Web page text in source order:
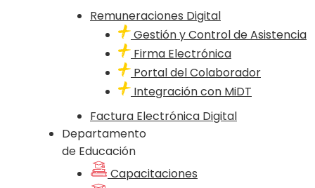
Remuneraciones Digital
Gestión y Control de Asistencia
Firma Electrónica
Portal del Colaborador
Integración con MiDT
Factura Electrónica Digital
Departamento
de Educación
Capacitaciones